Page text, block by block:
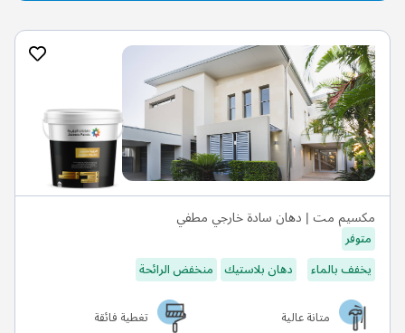
مكسيم مت | دهان سادة خارجي مطفي
متوفر
يخفف بالماء
دهان بلاستيك منخفض الرائحة
متانة عالية
تغطية فائقة